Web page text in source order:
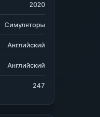
2020
Симуляторы
Английский
Английский
247